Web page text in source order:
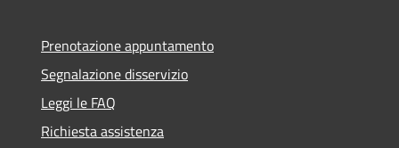
Prenotazione appuntamento
Segnalazione disservizio
Leggi le FAQ
Richiesta assistenza